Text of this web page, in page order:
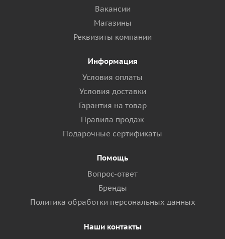
Вакансии
Магазины
Реквизиты компании
Информация
Условия оплаты
Условия доставки
Гарантия на товар
Правила продаж
Подарочные сертификаты
Помощь
Вопрос-ответ
Бренды
Политика обработки персональных данных
Наши контакты